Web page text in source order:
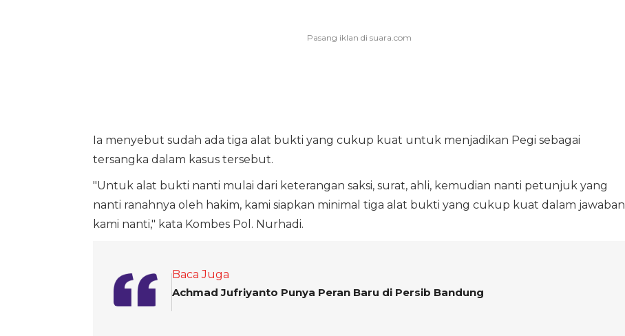
Ia menyebut sudah ada tiga alat bukti yang cukup kuat untuk menjadikan Pegi sebagai
tersangka dalam kasus tersebut.
"Untuk alat bukti nanti mulai dari keterangan saksi, surat, ahli, kemudian nanti petunjuk yang
nanti ranahnya oleh hakim, kami siapkan minimal tiga alat bukti yang cukup kuat dalam jawaban
kami nanti," kata Kombes Pol. Nurhadi.
Baca Juga
Achmad Jufriyanto Punya Peran Baru di Persib Bandung